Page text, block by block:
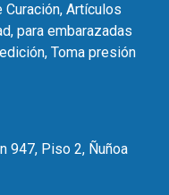
Artículos
para embarazadas
Toma presión
947, Piso 2, Ñuñoa